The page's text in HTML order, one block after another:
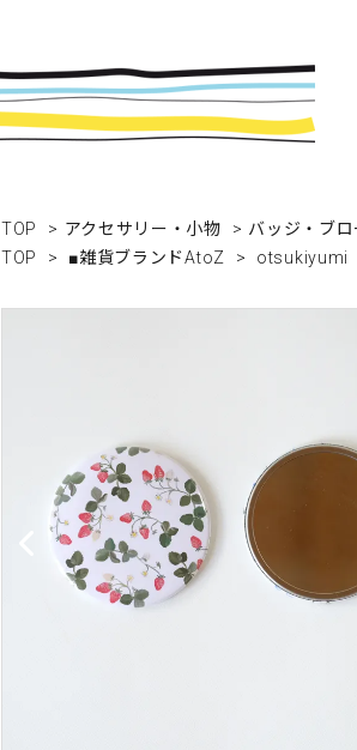
ポスターフレーム カレ
雑貨ブランドAtoZ アパ
New In Staff
TOP > アクセサリー・小物 > バッジ・ブ
TOP
> ■雑貨ブランドAtoZ > otsukiyumi